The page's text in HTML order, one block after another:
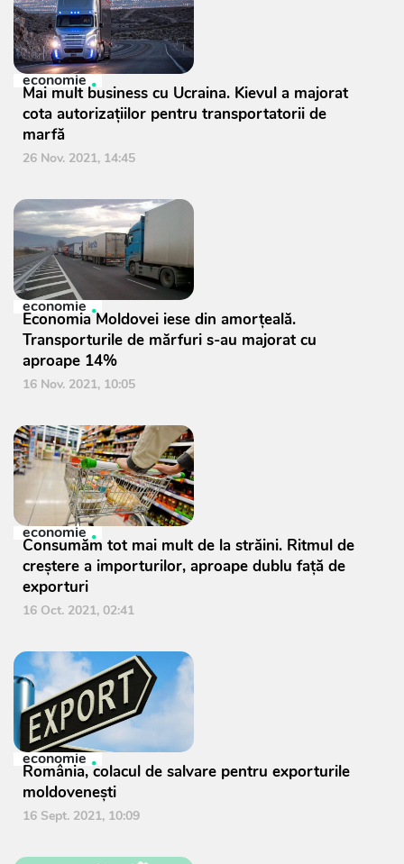
economie
Mai mult business cu Ucraina. Kievul a majorat
cota autorizațiilor pentru transportatorii de
marfă
26 Nov. 2021, 14:45
economie
Economia Moldovei iese din amorțeală.
Transporturile de mărfuri s-au majorat cu
aproape 14%
16 Nov. 2021, 10:05
economie
Consumăm tot mai mult de la străini. Ritmul de
creștere a importurilor, aproape dublu față de
exporturi
16 Oct. 2021, 02:41
economie
România, colacul de salvare pentru exporturile
moldovenești
16 Sept. 2021, 10:09